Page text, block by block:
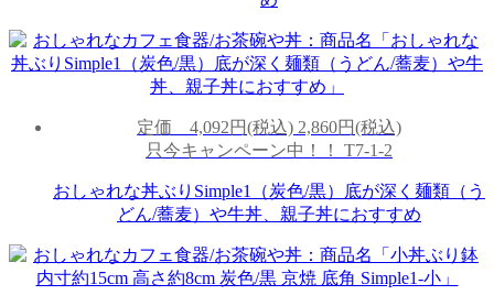
定価 4,092円(税込) 2,860円(税込)
只今キャンペーン中！！ T7-1-2
おしゃれな丼ぶりSimple1（炭色/黒）底が深く麺類（う
どん/蕎麦）や牛丼、親子丼におすすめ